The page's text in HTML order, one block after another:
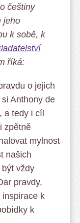
češtiny
jeho
k sobě, k
říká:
o jejich
Anthony de
a tedy i cíl
zpětně
mylnost
našich
vždy
pravdy,
inspirace k
k